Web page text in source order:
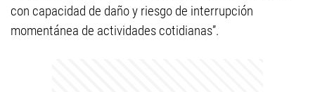
con capacidad de daño y riesgo de interrupción
momentánea de actividades cotidianas”.